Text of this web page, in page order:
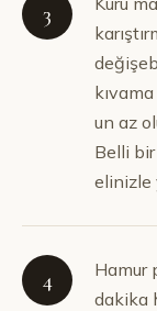
3
un az
Belli
elinizle
4
Hamur
dakika